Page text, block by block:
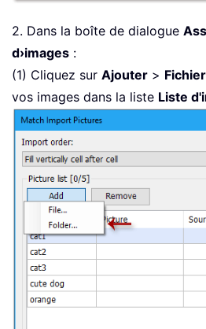
2. Dans la boîte de dialogue
d›images :
(1) Cliquez sur Ajouter >
vos images dans la liste Liste